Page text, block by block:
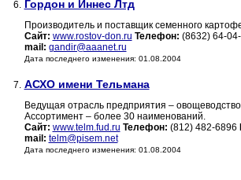
6. Гордон и Иннес Лтд
Производитель и поставщик семенного
Сайт: www.rostov-don.ru Телефон: (8632) 64-
mail: gandir@aaanet.ru
Дата последнего изменения: 01.08.2004
7. АСХО имени Тельмана
Ведущая отрасль предприятия –
Ассортимент – более 30 наименований.
Сайт: www.telm.fud.ru Телефон: (812) 482-6896
mail: telm@pisem.net
Дата последнего изменения: 01.08.2004